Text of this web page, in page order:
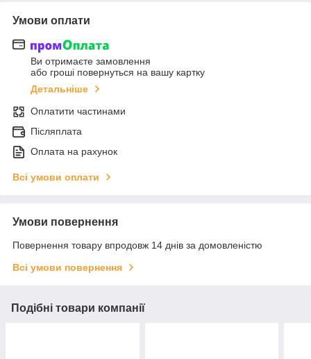
Умови оплати
Ви отримаєте замовлення
або гроші повернуться на вашу картку
Детальніше
Оплатити частинами
Післяплата
Оплата на рахунок
Всі умови оплати
Умови повернення
Повернення товару впродовж 14 днів за домовленістю
Всі умови повернення
Подібні товари компанії